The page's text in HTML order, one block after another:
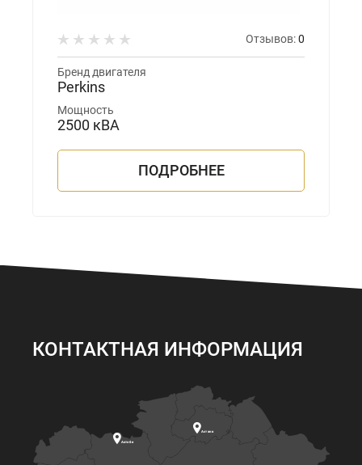
Отзывов:0
Бренд двигателя
Perkins
Мощность
2500 кВА
ПОДРОБНЕЕ
КОНТАКТНАЯ ИНФОРМАЦИЯ
Астана
Актобе